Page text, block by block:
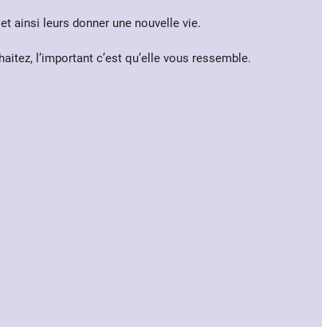
ainsi leurs donner une nouvelle vie.
l’important c’est qu’elle vous ressemble.